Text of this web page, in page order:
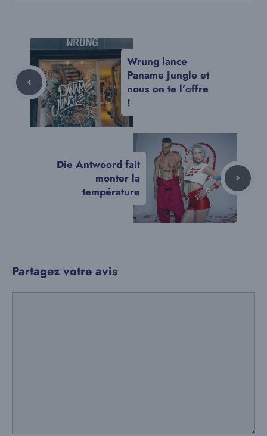
Wrung lance
Paname Jungle et
nous on te l’offre
!
Die Antwoord fait
monter la
température
Partagez votre avis